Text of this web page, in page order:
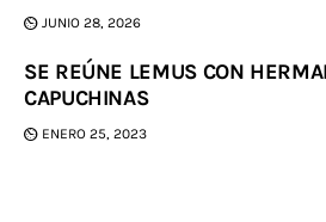
JUNIO 28, 2026
SE REÚNE LEMUS CON
CAPUCHINAS
ENERO 25, 2023